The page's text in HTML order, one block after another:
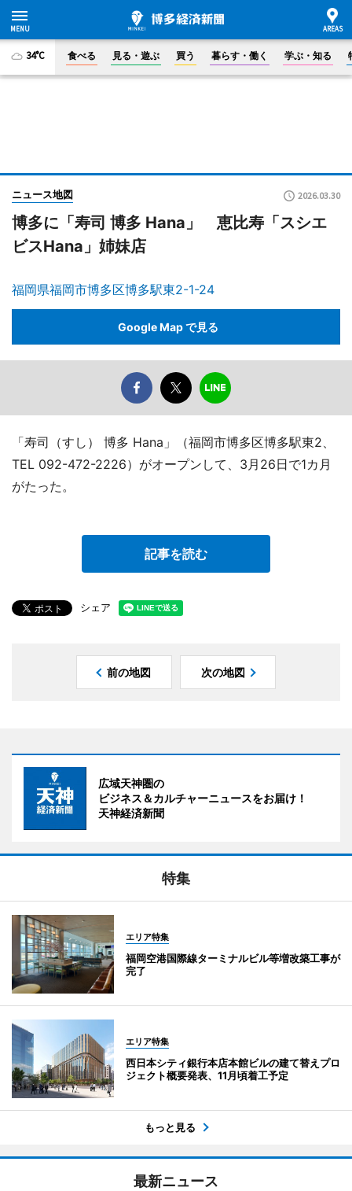
34°C 食べる 見る・遊ぶ 買う 暮らす・働く 学ぶ・知る
ニュース地図 2026.03.30
博多に「寿司 博多 Hana」 恵比寿「スシエ
ビスHana」姉妹店
福岡県福岡市博多区博多駅東2-1-24
Google Map で見る
「寿司（すし） 博多 Hana」（福岡市博多区博多駅東2、
TEL 092-472-2226）がオープンして、3月26日で1カ月
がたった。
記事を読む
シェア
前の地図 次の地図
広域天神圏の
ビジネス＆カルチャーニュースをお届け！
天神経済新聞
特集
エリア特集
福岡空港国際線ターミナルビル等増改築工事が
完了
エリア特集
西日本シティ銀行本店本館ビルの建て替えプロ
ジェクト概要発表、11月頃着工予定
もっと見る
最新ニュース